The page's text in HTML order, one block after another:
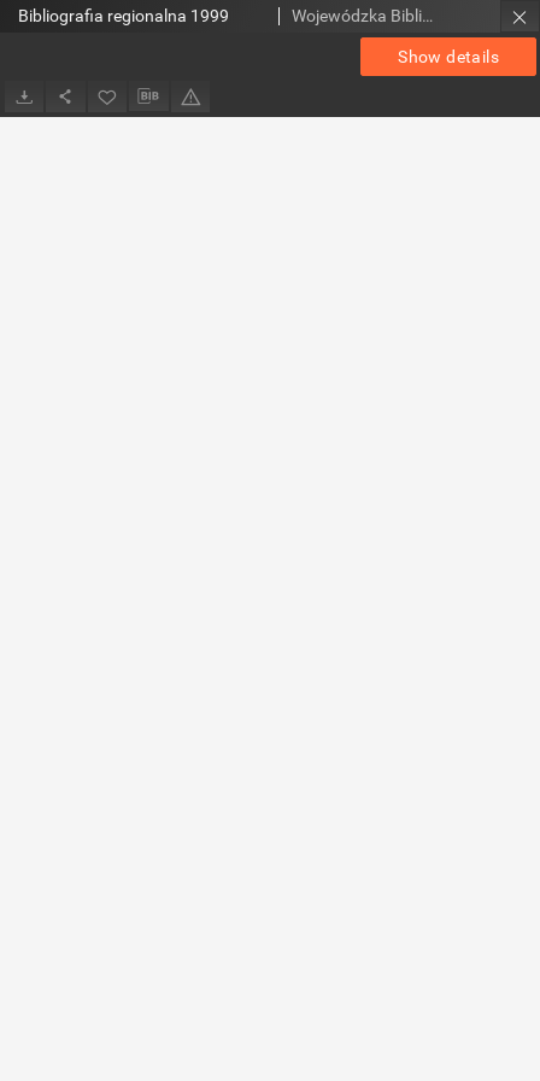
Show details
Bibliografia regionalna 1999 Wojewódzka Biblioteka Publiczna (Kielce). Dział Informacji i Bibliografii Regionalnej